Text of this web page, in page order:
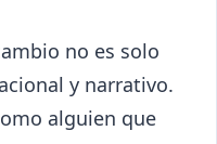
no es solo
y narrativo.
alguien que